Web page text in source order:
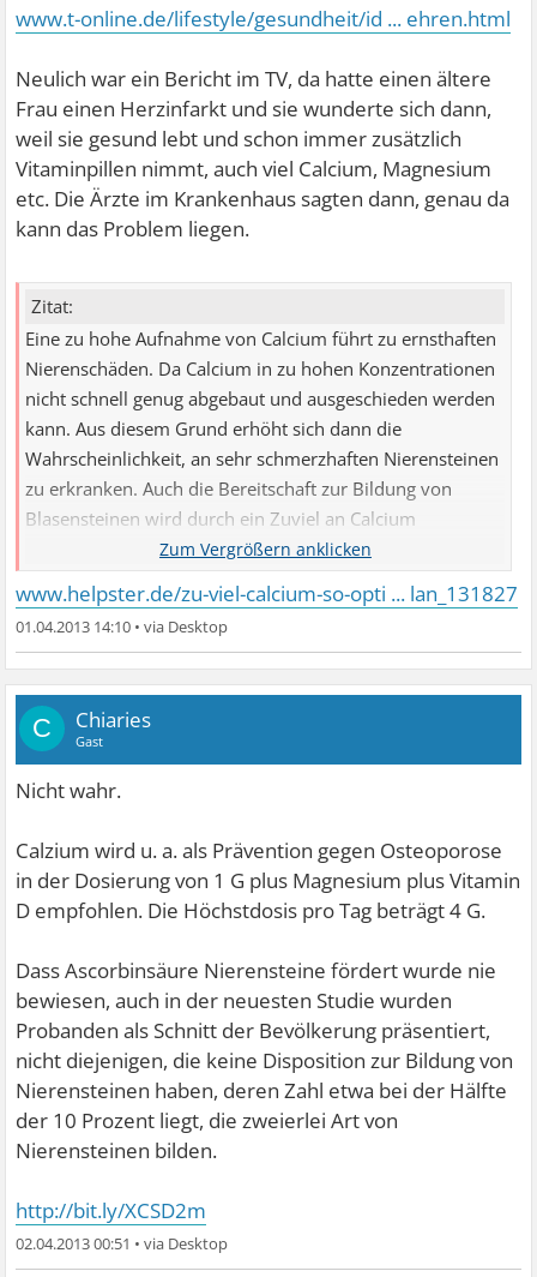
www.t-online.de/lifestyle/gesundheit/id ... ehren.html
Neulich war ein Bericht im TV, da hatte einen ältere
Frau einen Herzinfarkt und sie wunderte sich dann,
weil sie gesund lebt und schon immer zusätzlich
Vitaminpillen nimmt, auch viel Calcium, Magnesium
etc. Die Ärzte im Krankenhaus sagten dann, genau da
kann das Problem liegen.
Zitat:
Eine zu hohe Aufnahme von Calcium führt zu ernsthaften
Nierenschäden. Da Calcium in zu hohen Konzentrationen
nicht schnell genug abgebaut und ausgeschieden werden
kann. Aus diesem Grund erhöht sich dann die
Wahrscheinlichkeit, an sehr schmerzhaften Nierensteinen
zu erkranken. Auch die Bereitschaft zur Bildung von
Blasensteinen wird durch ein Zuviel an Calcium
Auch die Arterienverkalkung, die allgemein sehr
befürchtet ist, erhält durch eine zu hohe
Konzentration von Calcium im Blut einen Anschub. Die
Wahrscheinlichkeit unter Arterienverkalkung zu
leiden, wächst mit der Aufnahme von Calcium über
das notwendige Maß hinaus.
www.helpster.de/zu-viel-calcium-so-opti ... lan_131827
01.04.2013 14:10 •
C Chiaries
Gast
Nicht wahr.
Calzium wird u. a. als Prävention gegen Osteoporose
in der Dosierung von 1 G plus Magnesium plus Vitamin
D empfohlen. Die Höchstdosis pro Tag beträgt 4 G.
Dass Ascorbinsäure Nierensteine fördert wurde nie
bewiesen, auch in der neuesten Studie wurden
Probanden als Schnitt der Bevölkerung präsentiert,
nicht diejenigen, die keine Disposition zur Bildung von
Nierensteinen haben, deren Zahl etwa bei der Hälfte
der 10 Prozent liegt, die zweierlei Art von
Nierensteinen bilden.
http://bit.ly/XCSD2m
02.04.2013 00:51 •